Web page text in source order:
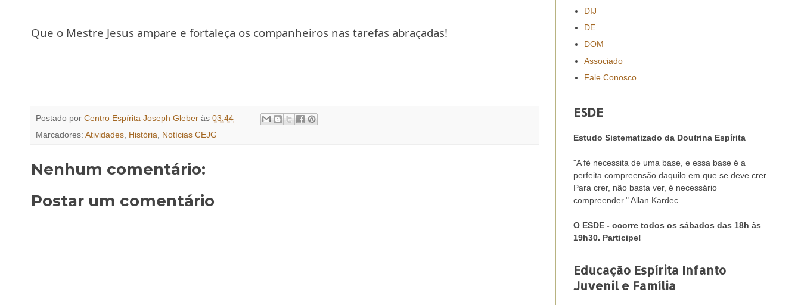
Que o Mestre Jesus ampare e fortaleça os companheiros nas tarefas abraçadas!
Postado por Centro Espírita Joseph Gleber às 03:44
Marcadores: Atividades História Notícias CEJG
Nenhum comentário:
Postar um comentário
DIJ
DE
DOM
Associado
Fale Conosco
ESDE
Estudo Sistematizado da Doutrina Espírita
"A fé necessita de uma base, e essa base é a
perfeita compreensão daquilo em que se deve crer.
Para crer, não basta ver, é necessário
compreender." Allan Kardec
O ESDE - ocorre todos os sábados das 18h às
19h30. Participe!
Educação Espírita Infanto
Juvenil e Família